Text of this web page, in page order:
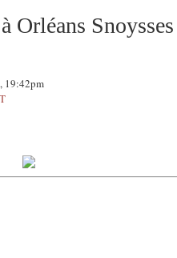
Orléans
19:42pm